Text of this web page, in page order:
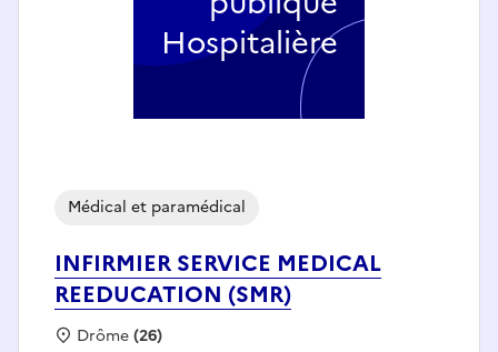
INFIRMIER SERVICE MEDICAL
REEDUCATION (SMR)
Médical et paramédical
Localisation :
Drôme(26)
Hospitalière